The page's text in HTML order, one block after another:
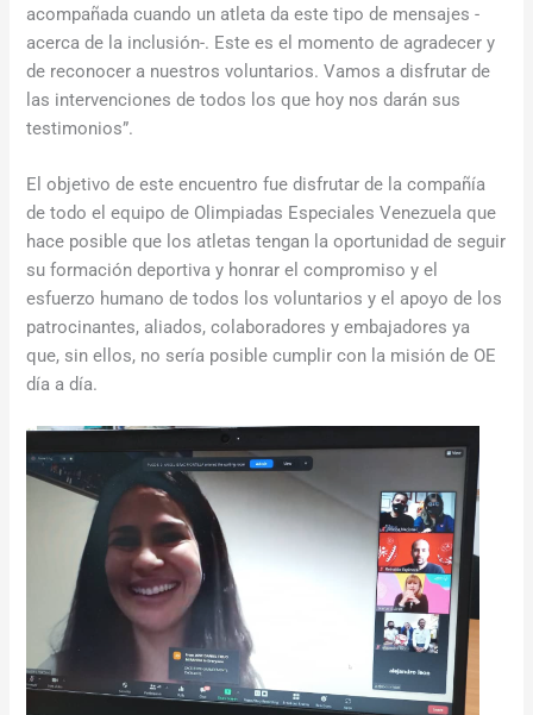
acompañada cuando un atleta da este tipo de mensajes -
acerca de la inclusión-. Este es el momento de agradecer y
de reconocer a nuestros voluntarios. Vamos a disfrutar de
las intervenciones de todos los que hoy nos darán sus
testimonios”.
El objetivo de este encuentro fue disfrutar de la compañía
de todo el equipo de Olimpiadas Especiales Venezuela que
hace posible que los atletas tengan la oportunidad de seguir
su formación deportiva y honrar el compromiso y el
esfuerzo humano de todos los voluntarios y el apoyo de los
patrocinantes, aliados, colaboradores y embajadores ya
que, sin ellos, no sería posible cumplir con la misión de OE
día a día.